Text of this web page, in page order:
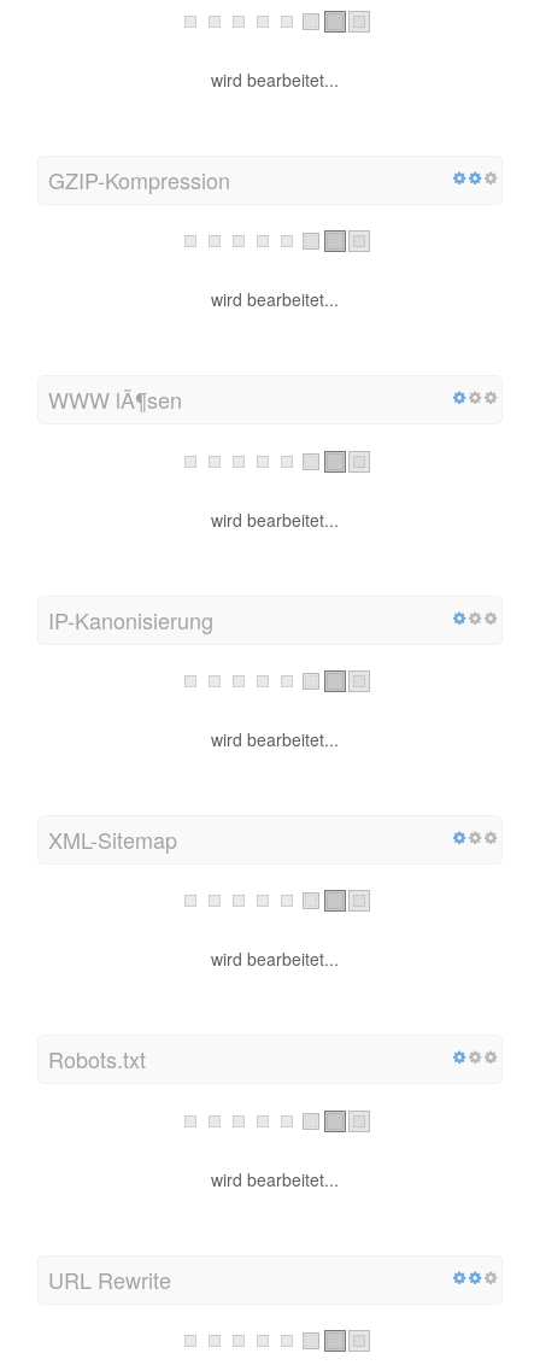
wird bearbeitet...
GZIP-Kompression
wird bearbeitet...
WWW lÃ¶sen
wird bearbeitet...
IP-Kanonisierung
wird bearbeitet...
XML-Sitemap
wird bearbeitet...
Robots.txt
wird bearbeitet...
URL Rewrite